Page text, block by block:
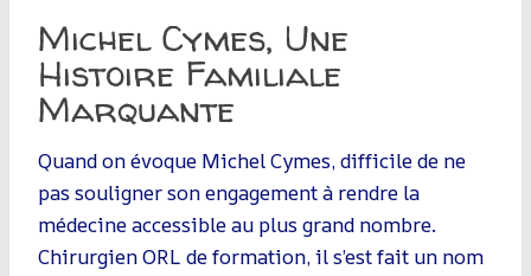
Michel Cymes, Une
Histoire Familiale
Marquante
Quand on évoque Michel Cymes, difficile de ne
pas souligner son engagement à rendre la
médecine accessible au plus grand nombre.
Chirurgien ORL de formation, il s’est fait un nom